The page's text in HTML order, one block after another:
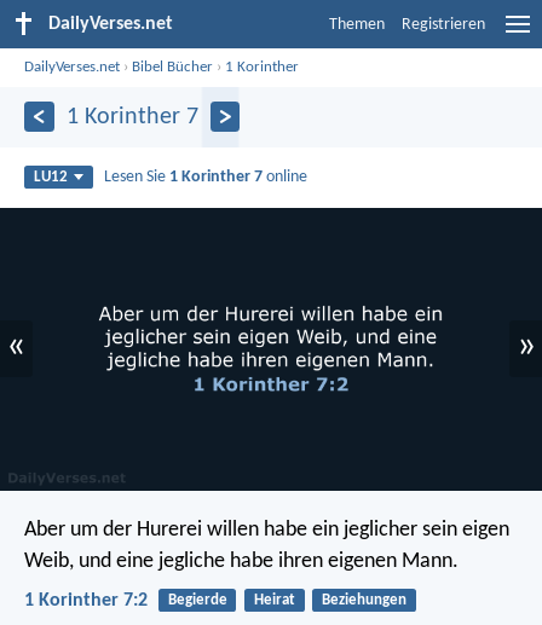
DailyVerses.net Themen Registrieren
DailyVerses.net › Bibel Bücher › 1 Korinther
1 Korinther 7
LU12 Lesen Sie 1 Korinther 7 online
« »
Aber um der Hurerei willen habe ein jeglicher sein eigen
Weib, und eine jegliche habe ihren eigenen Mann.
1 Korinther 7:2 Begierde Heirat Beziehungen